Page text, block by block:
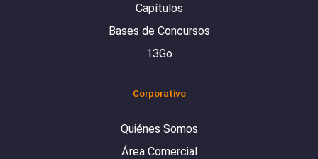
Capítulos
Bases de Concursos
13Go
Corporativo
Quiénes Somos
Área Comercial